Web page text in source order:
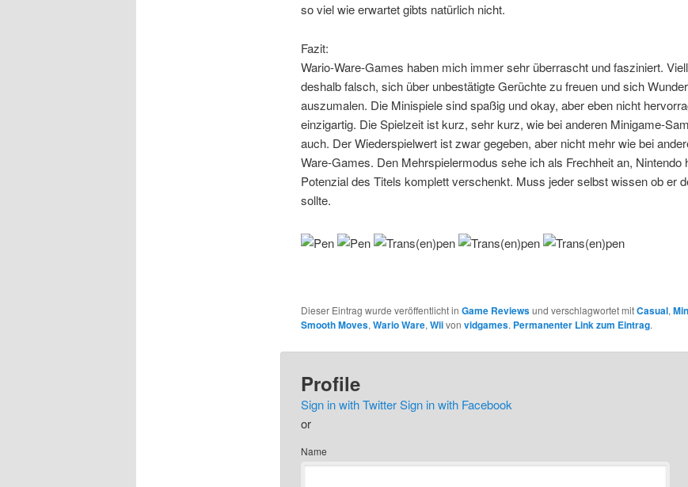
so viel wie erwartet gibts natürlich nicht.
Fazit:
Wario-Ware-Games haben mich immer sehr überrascht und fasziniert.
deshalb falsch, sich über unbestätigte Gerüchte zu freuen und sich
auszumalen. Die Minispiele sind spaßig und okay, aber eben nicht
einzigartig. Die Spielzeit ist kurz, sehr kurz, wie bei anderen Minigame-
auch. Der Wiederspielwert ist zwar gegeben, aber nicht mehr wie bei
Ware-Games. Den Mehrspielermodus sehe ich als Frechheit an, Nintendo
Potenzial des Titels komplett verschenkt. Muss jeder selbst wissen ob er
sollte.
Dieser Eintrag wurde veröffentlicht in Game Reviewsund verschlagwortet mitCasual,
Smooth Moves, Wario Ware, Wiivon vidgames. Permanenter Link zum Eintrag.
Profile
Sign in with TwitterSign in with Facebook
or
Name